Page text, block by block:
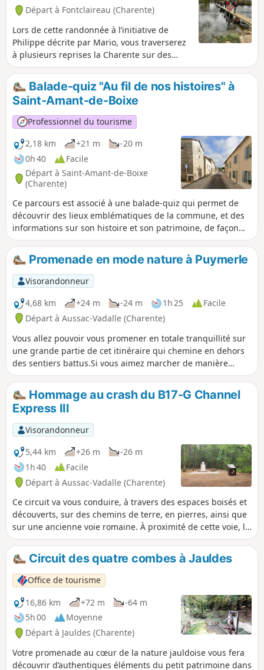
Départ à Fontclaireau (Charente)
Lors de cette randonnée à l’initiative de
Philippe décrite par Mario, vous traverserez
à plusieurs reprises la Charente sur des
passerelles. Avant de la traverser une
dernière fois en empruntant la barque de
Lichères. Vous ne manquerez pas la visite de
l'Église Saint-Denis avant d'arriver à
Lichéres.
Balade-quiz "Au fil de nos histoires" à
Saint-Amant-de-Boixe
Professionnel du tourisme
2,18 km
+21 m
-20 m
0h 40
Facile
Départ à Saint-Amant-de-Boixe
(Charente)
Ce parcours est associé à une balade-quiz qui permet de
découvrir des lieux emblématiques de la commune, et des
informations sur son histoire et son patrimoine, de façon
ludique. Trouvez l'affiche Au fil de nos histoires à la mairie
de St-Amant, et scannez le QR Code pour démarrer le jeu
(gratuit, pas d'inscription ni d'application à télécharger).
Vous pouvez choisir le parcours "adulte" ou le parcours
"adulte + enfant" (avec en plus des questions à destination
des enfants de 6 à 11 ans). La description ci-dessous fait
uniquement référence au parcours "adulte".
Promenade en mode nature à Puymerle
Visorandonneur
4,68 km
+24 m -24 m 1h 25
Facile
Départ à Aussac-Vadalle (Charente)
Vous allez pouvoir vous promener en totale tranquillité sur
une grande partie de cet itinéraire qui chemine en dehors
des sentiers battus.Si vous aimez marcher de manière
décontractée, cette randonnée est faite pour vous.
Hommage au crash du B17-G Channel
Express III
Visorandonneur
5,44 km
+26 m
-26 m
1h 40
Facile
Départ à Aussac-Vadalle (Charente)
Ce circuit va vous conduire, à travers des espaces boisés et
découverts, sur des chemins de terre, en pierres, ainsi que
sur une ancienne voie romaine. À proximité de cette voie, le
19 juin 1944, un bombardier américain de type Boeing B17-
G s'est écrasé au lieu-dit Fond Péron. Pour rappeler cet
évènement, une stèle a été édifiée en bordure de la voie
romaine. À partir de cette stèle, un fléchage, par panneaux,
renvoie sur les lieux réels du crash, distants d'environ 500
mètres, en direction du Nord où un petit mémorial,
restauré en 2024, attend votre visite dans une totale
quiétude.
Circuit des quatre combes à Jauldes
Office de tourisme
16,86 km
+72 m
-64 m
5h 00
Moyenne
Départ à Jauldes (Charente)
Votre promenade au cœur de la nature jauldoise vous fera
découvrir d’authentiques éléments du petit patrimoine dans